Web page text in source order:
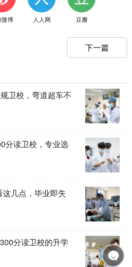
微博 人人网 豆瓣
下一篇
卫校，弯道超车不
分读卫校，专业选
几点，毕业即失
分读卫校的升学